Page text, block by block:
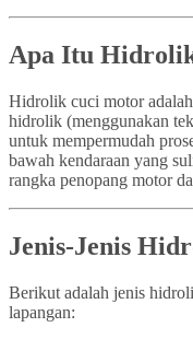
Apa Itu
Hidrolik cuci motor
hidrolik (menggunakan
untuk mempermudah
bawah kendaraan yang
rangka penopang motor
Jenis-Jenis
Berikut adalah jenis
lapangan: